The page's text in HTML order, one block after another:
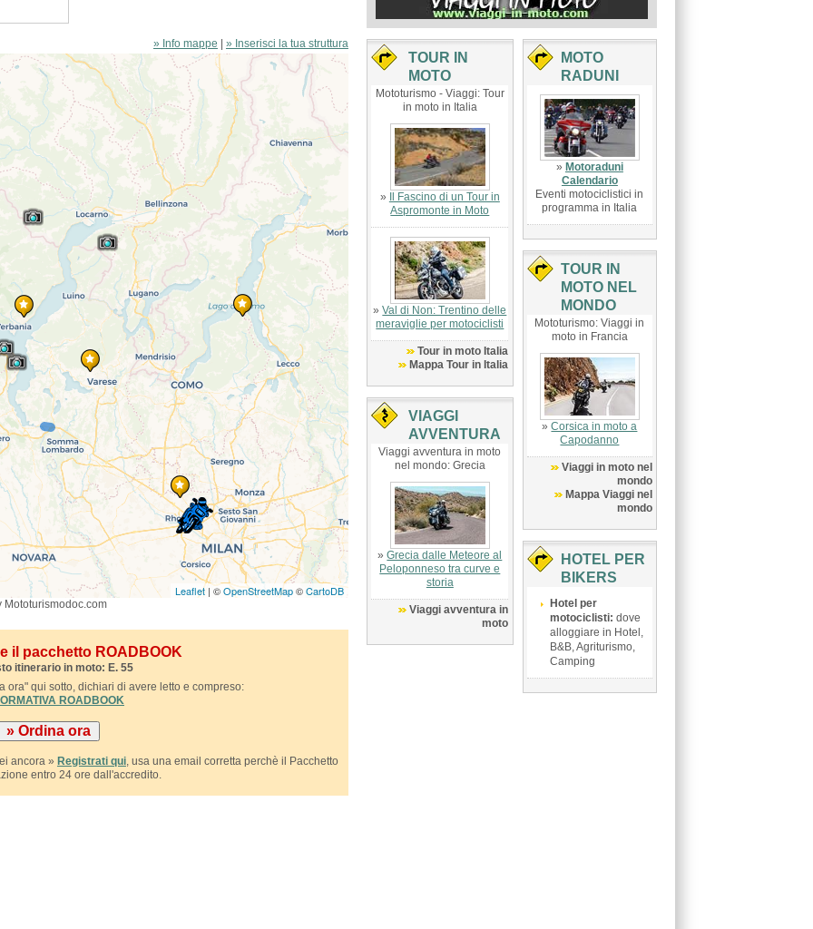
» Info mappe » Inserisci la tua struttura
Leaflet| ©OpenStreetMap©CartoDB
Mototurismodoc.com
il pacchetto ROADBOOK
itinerario in moto: E. 55
ora" qui sotto, dichiari di avere letto e compreso:
ROADBOOK
ancora » Registrati qui, usa una email corretta perchè il Pacchetto
entro 24 ore dall'accredito.
TOUR IN
MOTO
Mototurismo - Viaggi: Tour
in moto in Italia
»
Il Fascino di un Tour in
Aspromonte in Moto
»Val di Non: Trentino delle
meraviglie per motociclisti
Tour in moto Italia
Mappa Tour in Italia
VIAGGI
AVVENTURA
Viaggi avventura in moto
nel mondo: Grecia
»Grecia dalle Meteore al
Peloponneso tra curve e
storia
Viaggi avventura in
moto
MOTO
RADUNI
» Motoraduni
Calendario
Eventi motociclistici in
programma in Italia
TOUR IN
MOTO NEL
MONDO
Mototurismo: Viaggi in
moto in Francia
»Corsica in moto a
Capodanno
Viaggi in moto nel
mondo
Mappa Viaggi nel
mondo
HOTEL PER
BIKERS
Hotel per
motociclisti: dove
alloggiare in Hotel,
B&B, Agriturismo,
Camping